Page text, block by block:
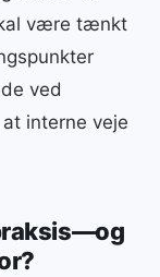
være tænkt
ved
interne veje